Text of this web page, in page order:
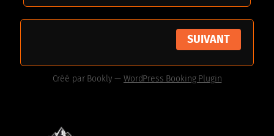
SUIVANT
Créé par Bookly — WordPress Booking Plugin